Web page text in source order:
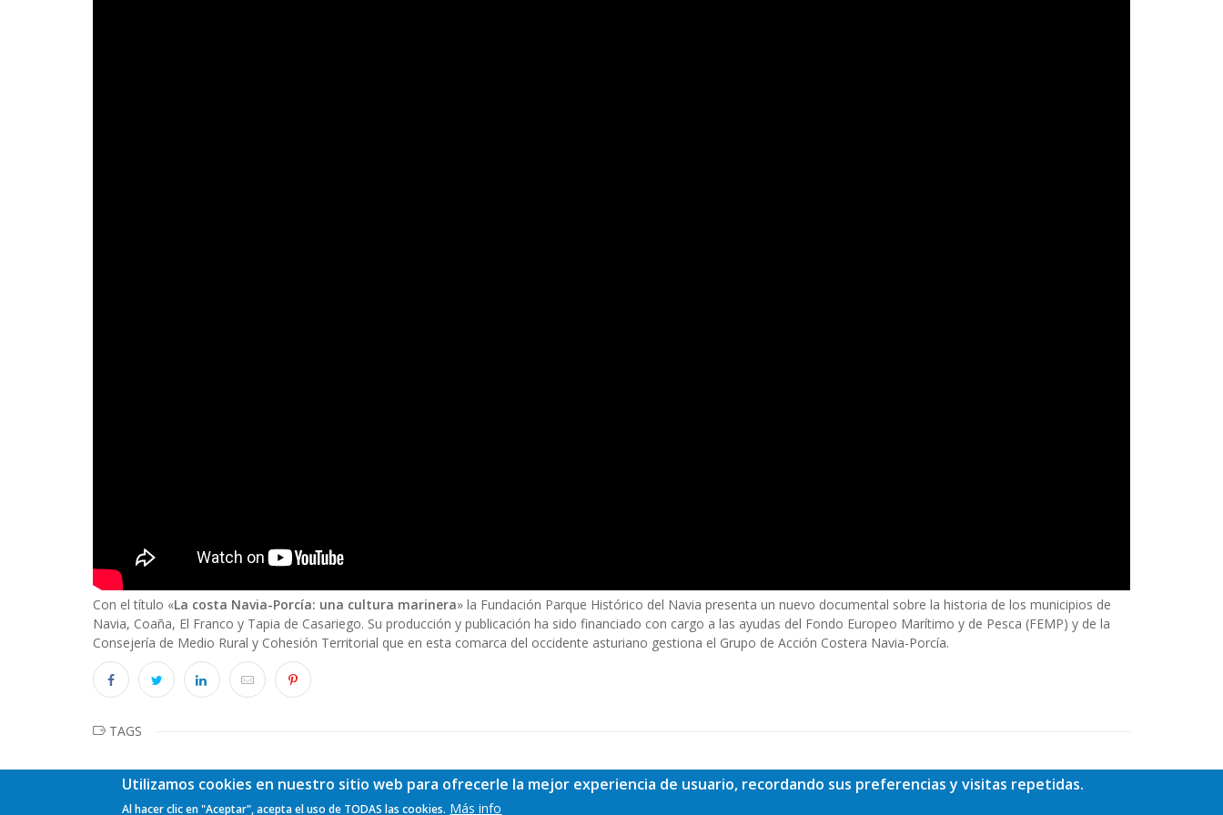
Body
Con el título «La costa Navia-Porcía: una cultura marinera» la Fundación Parque Histórico del Navia presenta un nuevo documental sobre la historia de los municipios de
Navia, Coaña, El Franco y Tapia de Casariego. Su producción y publicación ha sido financiado con cargo a las ayudas del Fondo Europeo Marítimo y de Pesca (FEMP) y de la
Consejería de Medio Rural y Cohesión Territorial que en esta comarca del occidente asturiano gestiona el Grupo de Acción Costera Navia-Porcía.
TAGS
Utilizamos cookies en nuestro sitio web para ofrecerle la mejor experiencia de usuario, recordando sus preferencias y visitas repetidas.
Al hacer clic en "Aceptar", acepta el uso de TODAS las cookies. Más info